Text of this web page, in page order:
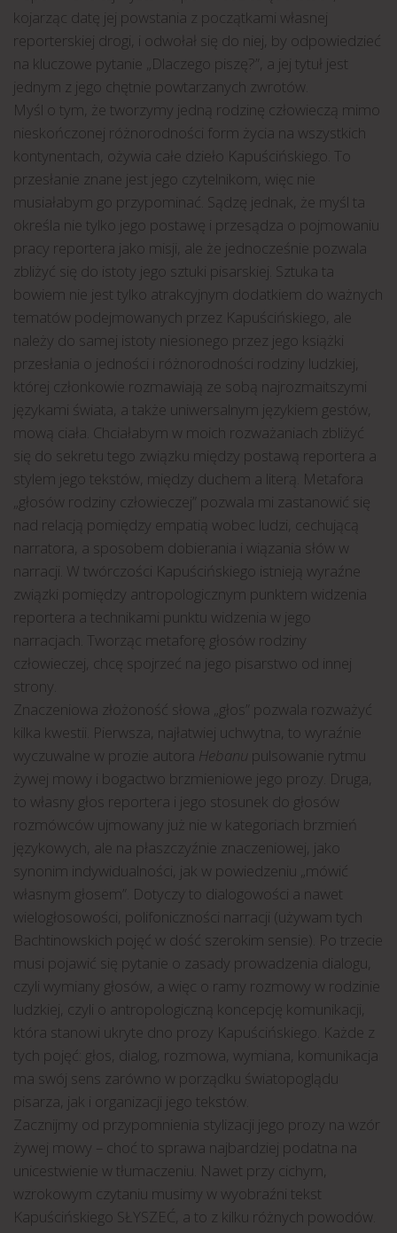
kojarząc datę jej powstania z początkami własnej
reporterskiej drogi, i odwołał się do niej, by odpowiedzieć
na kluczowe pytanie „Dlaczego piszę?”, a jej tytuł jest
jednym z jego chętnie powtarzanych zwrotów.
Myśl o tym, że tworzymy jedną rodzinę człowieczą mimo
nieskończonej różnorodności form życia na wszystkich
kontynentach, ożywia całe dzieło Kapuścińskiego. To
przesłanie znane jest jego czytelnikom, więc nie
musiałabym go przypominać. Sądzę jednak, że myśl ta
określa nie tylko jego postawę i przesądza o pojmowaniu
pracy reportera jako misji, ale że jednocześnie pozwala
zbliżyć się do istoty jego sztuki pisarskiej. Sztuka ta
bowiem nie jest tylko atrakcyjnym dodatkiem do ważnych
tematów podejmowanych przez Kapuścińskiego, ale
należy do samej istoty niesionego przez jego książki
przesłania o jedności i różnorodności rodziny ludzkiej,
której członkowie rozmawiają ze sobą najrozmaitszymi
językami świata, a także uniwersalnym językiem gestów,
mową ciała. Chciałabym w moich rozważaniach zbliżyć
się do sekretu tego związku między postawą reportera a
stylem jego tekstów, między duchem a literą. Metafora
„głosów rodziny człowieczej” pozwala mi zastanowić się
nad relacją pomiędzy empatią wobec ludzi, cechującą
narratora, a sposobem dobierania i wiązania słów w
narracji. W twórczości Kapuścińskiego istnieją wyraźne
związki pomiędzy antropologicznym punktem widzenia
reportera a technikami punktu widzenia w jego
narracjach. Tworząc metaforę głosów rodziny
człowieczej, chcę spojrzeć na jego pisarstwo od innej
strony.
Znaczeniowa złożoność słowa „głos” pozwala rozważyć
kilka kwestii. Pierwsza, najłatwiej uchwytna, to wyraźnie
wyczuwalne w prozie autora Hebanu pulsowanie rytmu
żywej mowy i bogactwo brzmieniowe jego prozy. Druga,
to własny głos reportera i jego stosunek do głosów
rozmówców ujmowany już nie w kategoriach brzmień
językowych, ale na płaszczyźnie znaczeniowej, jako
synonim indywidualności, jak w powiedzeniu „mówić
własnym głosem”. Dotyczy to dialogowości a nawet
wielogłosowości, polifoniczności narracji (używam tych
Bachtinowskich pojęć w dość szerokim sensie). Po trzecie
musi pojawić się pytanie o zasady prowadzenia dialogu,
czyli wymiany głosów, a więc o ramy rozmowy w rodzinie
ludzkiej, czyli o antropologiczną koncepcję komunikacji,
która stanowi ukryte dno prozy Kapuścińskiego. Każde z
tych pojęć: głos, dialog, rozmowa, wymiana, komunikacja
ma swój sens zarówno w porządku światopoglądu
pisarza, jak i organizacji jego tekstów.
Zacznijmy od przypomnienia stylizacji jego prozy na wzór
żywej mowy – choć to sprawa najbardziej podatna na
unicestwienie w tłumaczeniu. Nawet przy cichym,
wzrokowym czytaniu musimy w wyobraźni tekst
Kapuścińskiego SŁYSZEĆ, a to z kilku różnych powodów.